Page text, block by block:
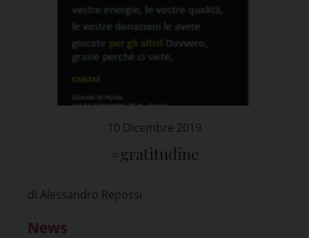
10 Dicembre 2019
#gratitudine
di Alessandro Repossi
News